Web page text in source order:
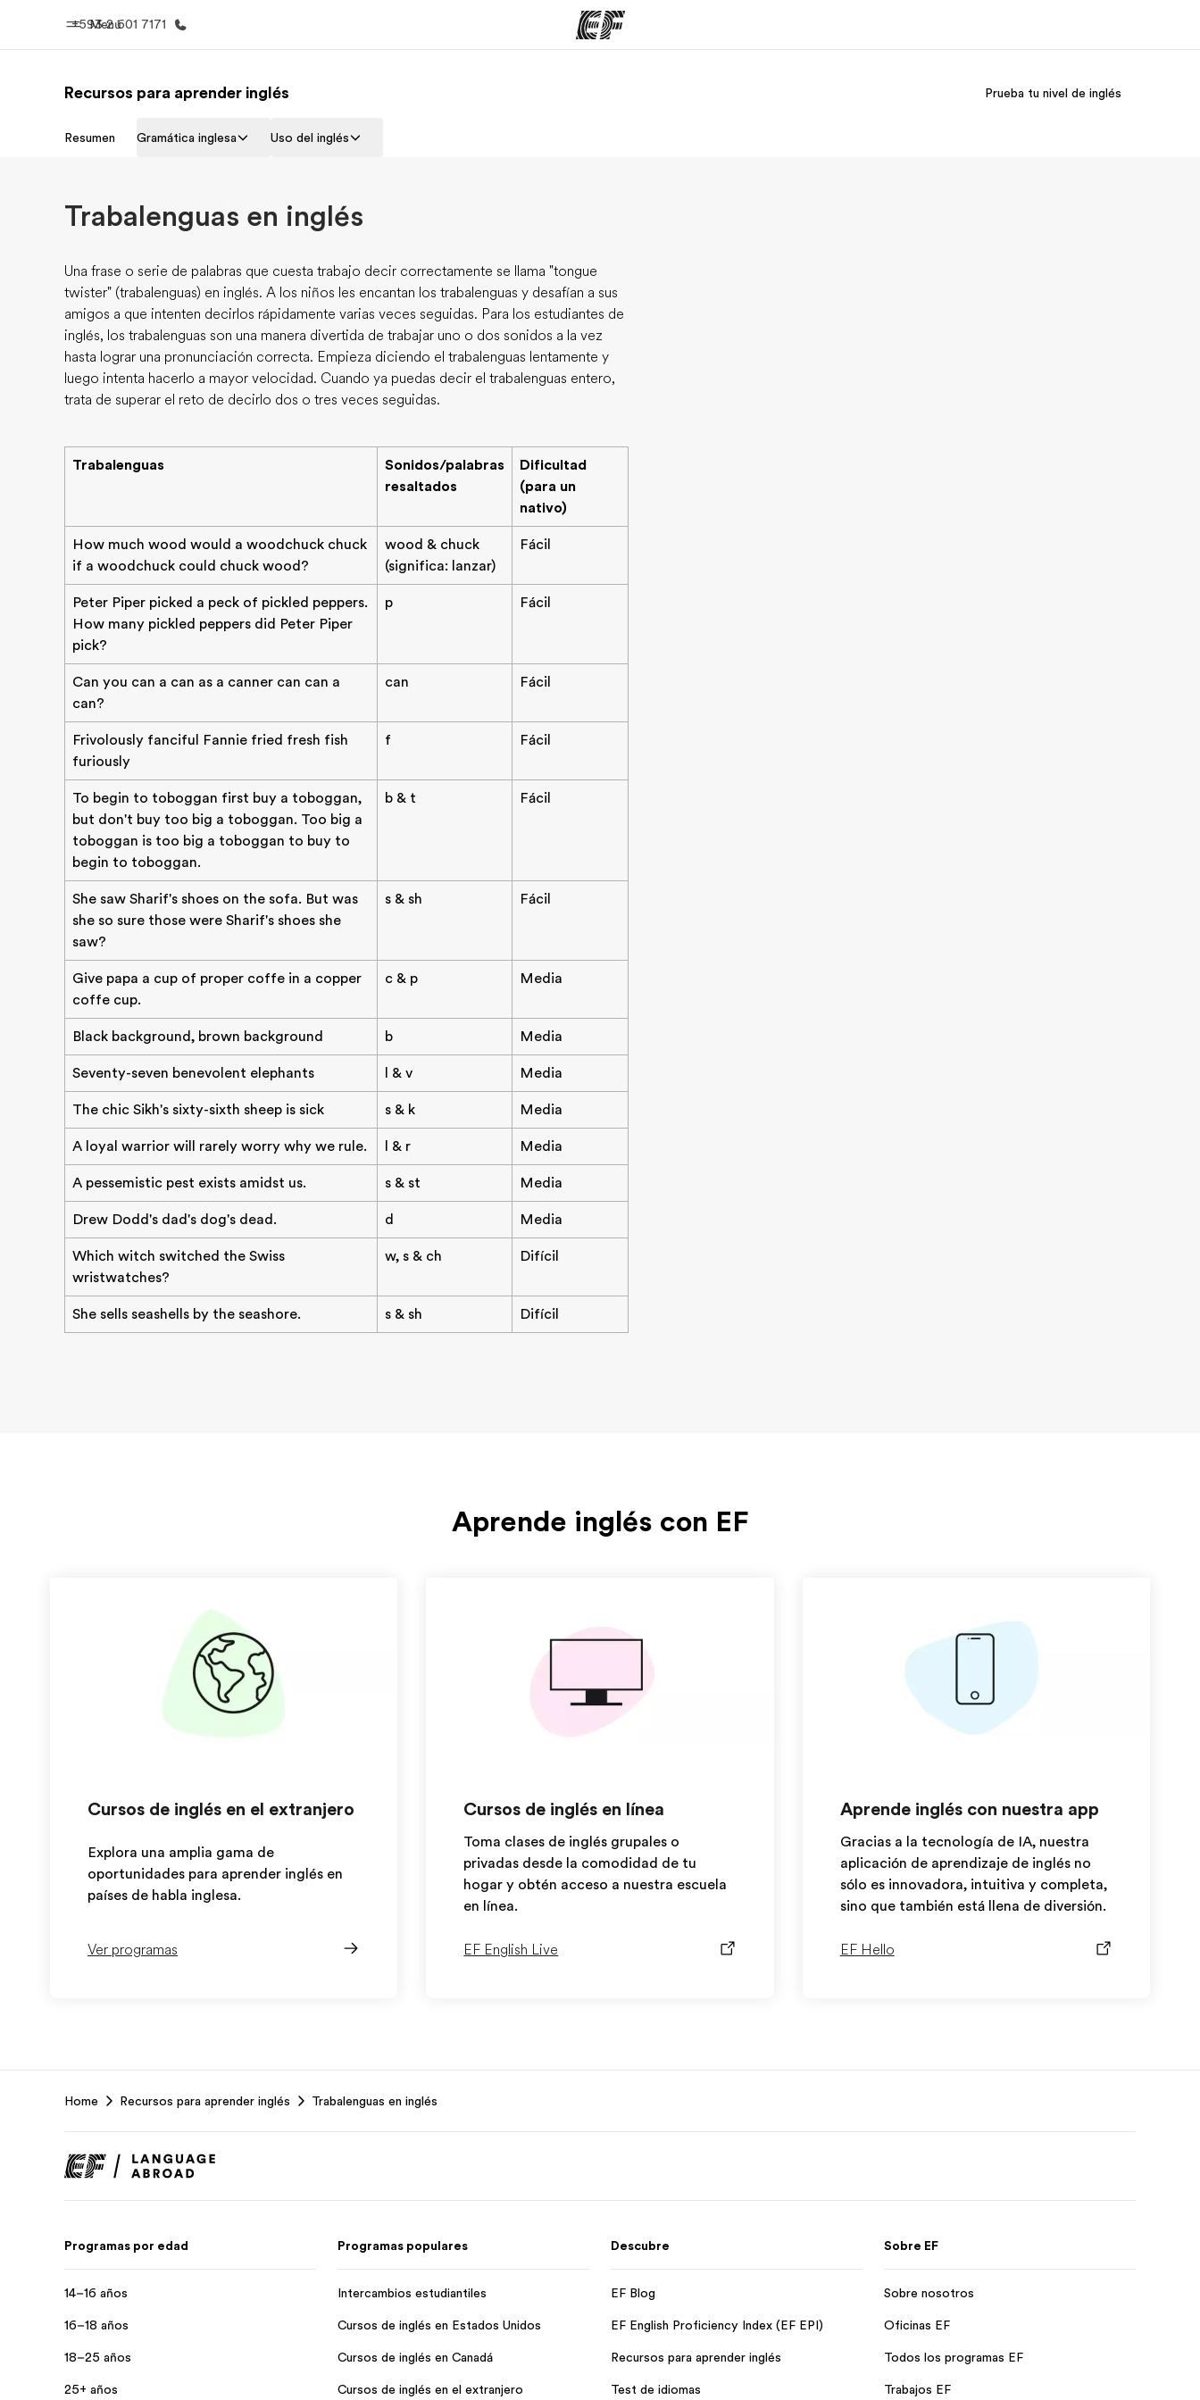
Menú
+593 2 601 7171
Inicio
Recursos para aprender inglés Prueba tu nivel de inglés
Resumen Gramática inglesa Uso del inglés
Trabalenguas en inglés
Una frase o serie de palabras que cuesta trabajo decir correctamente se llama "tongue
twister" (trabalenguas) en inglés. A los niños les encantan los trabalenguas y desafían a sus
amigos a que intenten decirlos rápidamente varias veces seguidas. Para los estudiantes de
inglés, los trabalenguas son una manera divertida de trabajar uno o dos sonidos a la vez
hasta lograr una pronunciación correcta. Empieza diciendo el trabalenguas lentamente y
luego intenta hacerlo a mayor velocidad. Cuando ya puedas decir el trabalenguas entero,
trata de superar el reto de decirlo dos o tres veces seguidas.
Trabalenguas
Sonidos/palabras
resaltados
Dificultad
(para un
nativo)
How much wood would a woodchuck chuck
if a woodchuck could chuck wood?
wood & chuck
(significa: lanzar)
Fácil
Peter Piper picked a peck of pickled peppers.
How many pickled peppers did Peter Piper
pick?
p Fácil
Can you can a can as a canner can can a
can?
can Fácil
Frivolously fanciful Fannie fried fresh fish
furiously
f Fácil
To begin to toboggan first buy a toboggan,
but don't buy too big a toboggan. Too big a
toboggan is too big a toboggan to buy to
begin to toboggan.
b & t Fácil
She saw Sharif's shoes on the sofa. But was
she so sure those were Sharif's shoes she
saw?
s & sh Fácil
Give papa a cup of proper coffe in a copper
coffe cup.
c & p Media
Black background, brown background b Media
Seventy-seven benevolent elephants l & v Media
The chic Sikh's sixty-sixth sheep is sick s & k Media
A loyal warrior will rarely worry why we rule. l & r Media
A pessemistic pest exists amidst us. s & st Media
Drew Dodd's dad's dog's dead. d Media
Which witch switched the Swiss
wristwatches?
w, s & ch Difícil
She sells seashells by the seashore. s & sh Difícil
Aprende inglés con EF
Cursos de inglés en el extranjero
Explora una amplia gama de
oportunidades para aprender inglés en
países de habla inglesa.
Ver programas
Cursos de inglés en línea
Toma clases de inglés grupales o
privadas desde la comodidad de tu
hogar y obtén acceso a nuestra escuela
en línea.
EF English Live
Aprende inglés con nuestra app
Gracias a la tecnología de IA, nuestra
aplicación de aprendizaje de inglés no
sólo es innovadora, intuitiva y completa,
sino que también está llena de diversión.
EF Hello
Home Recursos para aprender inglés Trabalenguas en inglés
Programas por edad
14–16 años
16–18 años
18–25 años
25+ años
Programas populares
Intercambios estudiantiles
Cursos de inglés en Estados Unidos
Cursos de inglés en Canadá
Cursos de inglés en el extranjero
Descubre
EF Blog
EF English Proficiency Index (EF EPI)
Recursos para aprender inglés
Test de idiomas
Sobre EF
Sobre nosotros
Oficinas EF
Todos los programas EF
Trabajos EF